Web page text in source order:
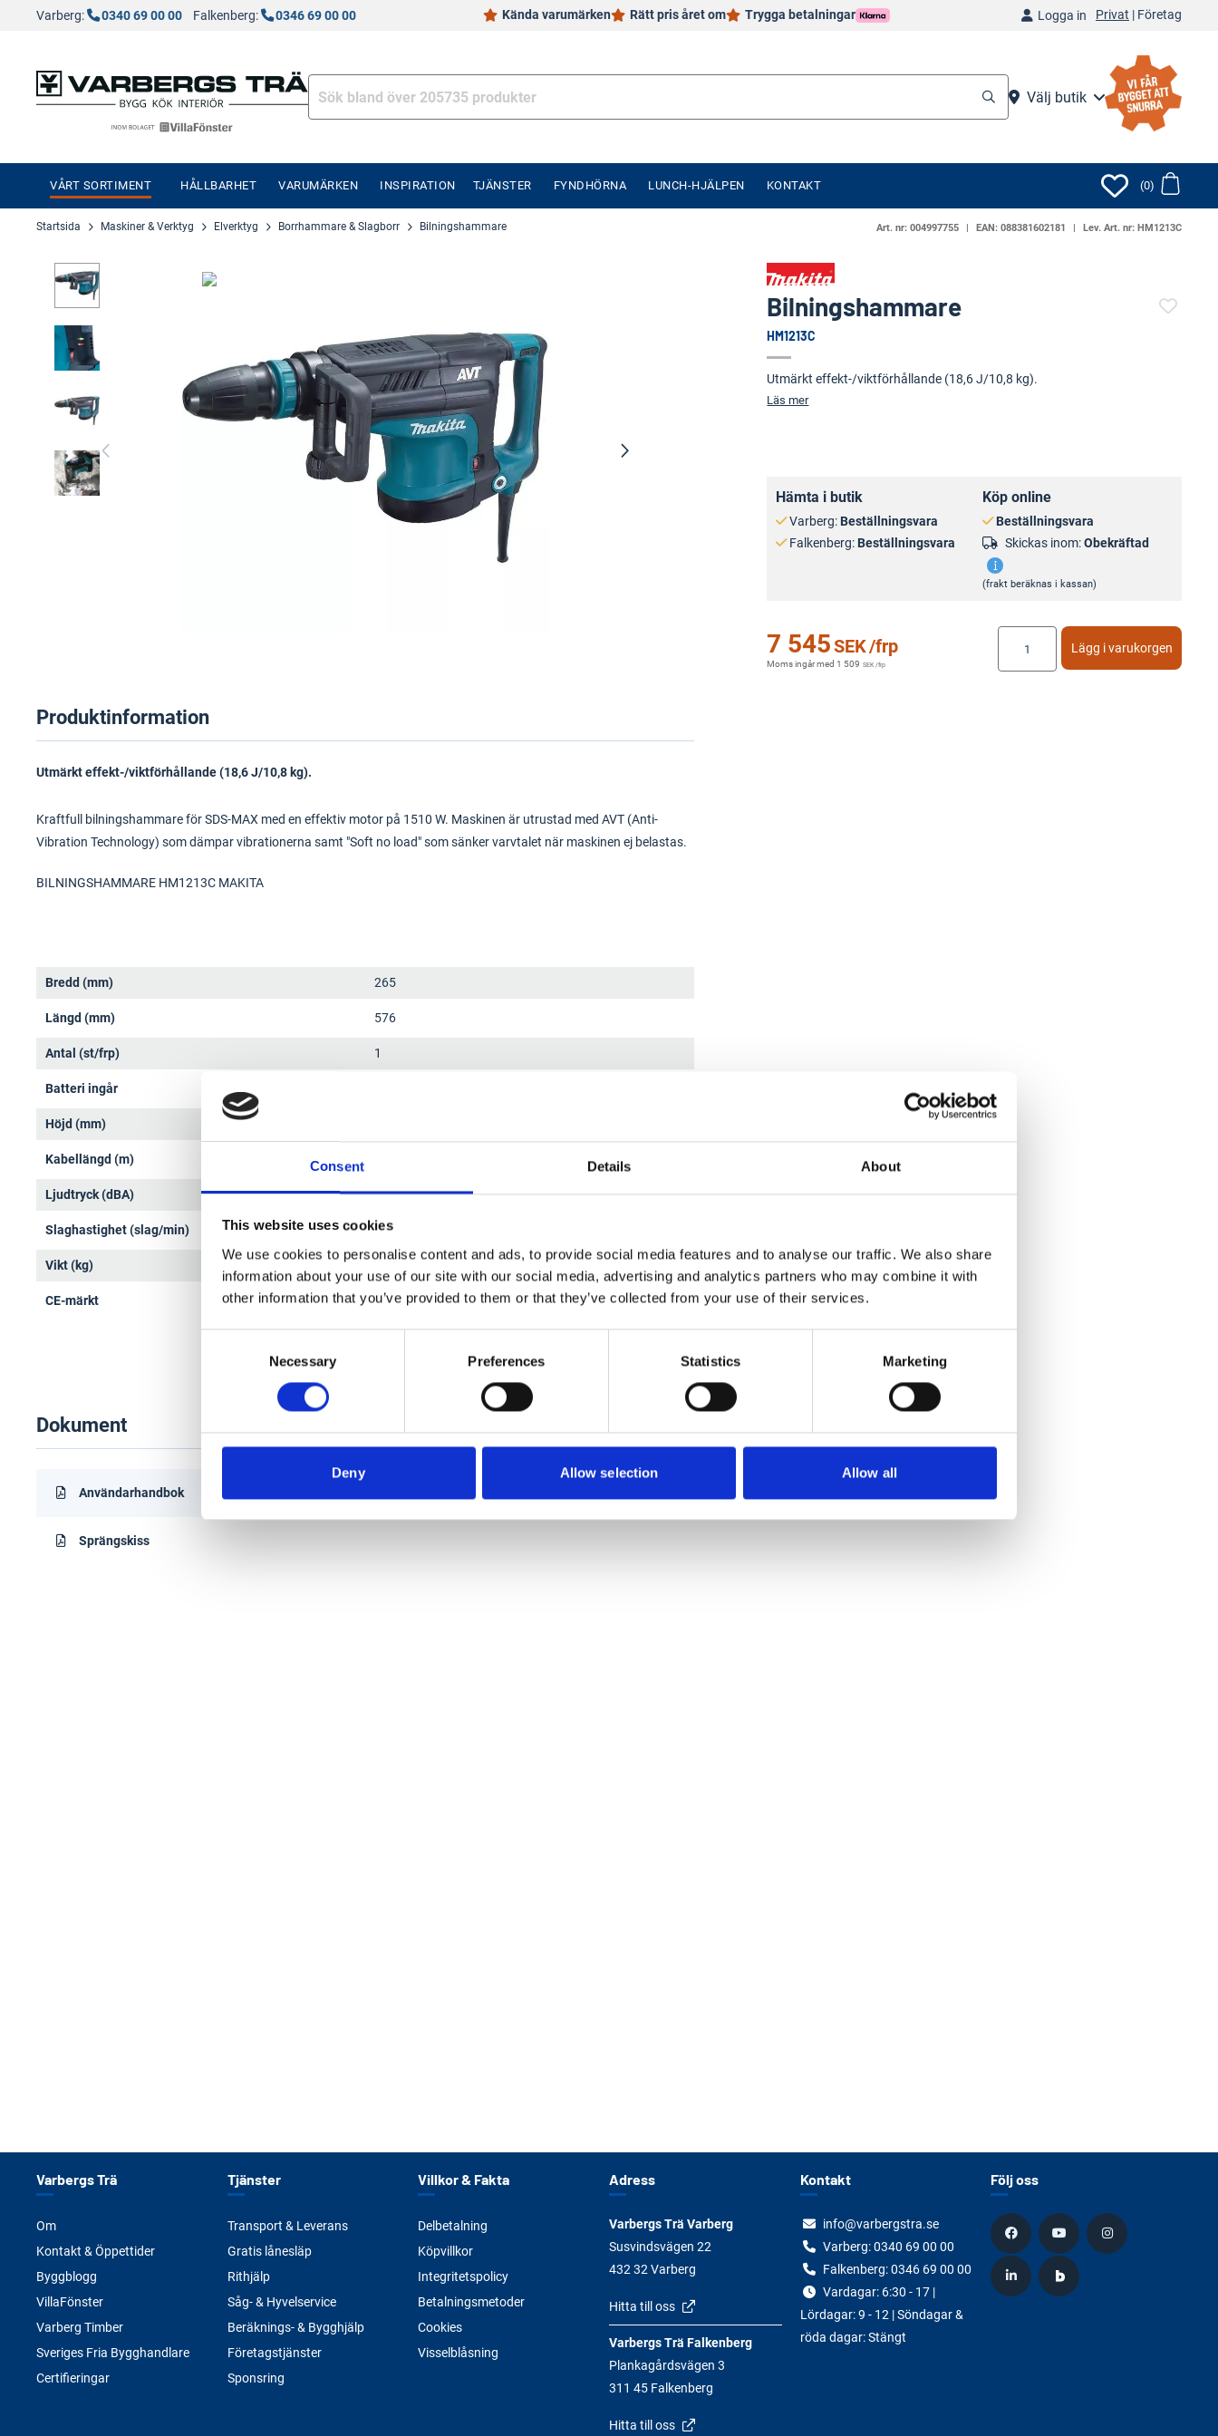
Consent Details About
This website uses cookies
We use cookies to personalise content and ads, to provide social media features and to analyse our traffic. We also share
information about your use of our site with our social media, advertising and analytics partners who may combine it with
other information that you’ve provided to them or that they’ve collected from your use of their services.
Necessary Preferences Statistics Marketing
Deny Allow selection Allow all
Varberg: 0340 69 00 00 Falkenberg: 0346 69 00 00 Kända varumärken Rätt pris året om Trygga betalningar Logga in Privat | Företag
Välj butik
VÅRT SORTIMENT HÅLLBARHET VARUMÄRKEN INSPIRATION TJÄNSTER FYNDHÖRNA LUNCH-HJÄLPEN KONTAKT (0)
Startsida Maskiner & Verktyg Elverktyg Borrhammare & Slagborr Bilningshammare Art. nr: 004997755 EAN: 088381602181 Lev. Art. nr: HM1213C
Bilningshammare
HM1213C
Utmärkt effekt-/viktförhållande (18,6 J/10,8 kg).
Läs mer
Hämta i butik
Varberg: Beställningsvara
Falkenberg: Beställningsvara
Köp online
Beställningsvara
Skickas inom:Obekräftad
(frakt beräknas i kassan)
7 545SEK/frp
Moms ingår med1 509 SEK /frp
Lägg i varukorgen
Produktinformation
Utmärkt effekt-/viktförhållande (18,6 J/10,8 kg).
Kraftfull bilningshammare för SDS-MAX med en effektiv motor på 1510 W. Maskinen är utrustad med AVT (Anti-
Vibration Technology) som dämpar vibrationerna samt "Soft no load" som sänker varvtalet när maskinen ej belastas.
BILNINGSHAMMARE HM1213C MAKITA
Bredd (mm) 265
Längd (mm) 576
Antal (st/frp) 1
Batteri ingår
Höjd (mm)
Kabellängd (m)
Ljudtryck (dBA) 75
Slaghastighet (slag/min) 950-1900
Vikt (kg)
CE-märkt Ja
Dokument
Användarhandbok
Sprängskiss
Varbergs Trä
Om
Kontakt & Öppettider
Byggblogg
VillaFönster
Varberg Timber
Sveriges Fria Bygghandlare
Certifieringar
Tjänster
Transport & Leverans
Gratis lånesläp
Rithjälp
Såg- & Hyvelservice
Beräknings- & Bygghjälp
Företagstjänster
Sponsring
Villkor & Fakta
Delbetalning
Köpvillkor
Integritetspolicy
Betalningsmetoder
Cookies
Visselblåsning
Adress
Varbergs Trä Varberg
Susvindsvägen 22
432 32 Varberg
Hitta till oss
Varbergs Trä Falkenberg
Plankagårdsvägen 3
311 45 Falkenberg
Hitta till oss
Kontakt
info@varbergstra.se
Varberg:0340 69 00 00
Falkenberg:0346 69 00 00
Vardagar: 6:30 - 17 |
Lördagar: 9 - 12 | Söndagar &
röda dagar: Stängt
Följ oss